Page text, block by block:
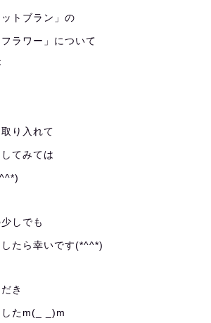
トブラン」の
ラワー」について
り入れて
てみては
しでも
たら幸いです(*^^*)
き
たm(_ _)m